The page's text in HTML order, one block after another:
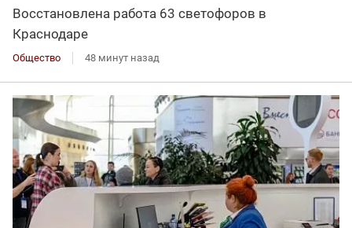
Восстановлена работа 63 светофоров в
Краснодаре
Общество 48 минут назад